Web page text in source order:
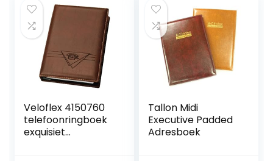
Veloflex 4150760
telefoonringboek
exquisiet
Tallon Midi
Executive Padded
Adresboek